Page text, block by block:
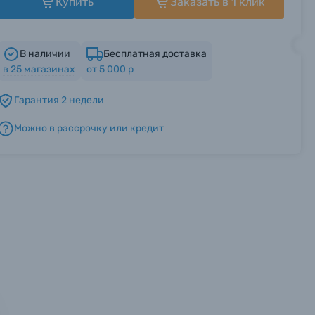
В наличии
в 25магазинах
Бесплатная доставка
от 5 000 р
Гарантия 2 недели
Можно в рассрочку или кредит